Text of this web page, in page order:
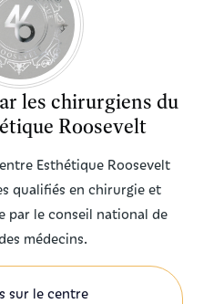
les chirurgiens du
Roosevelt
Esthétique Roosevelt
qualifiés en chirurgie et
par le conseil national de
médecins.
sur le centre